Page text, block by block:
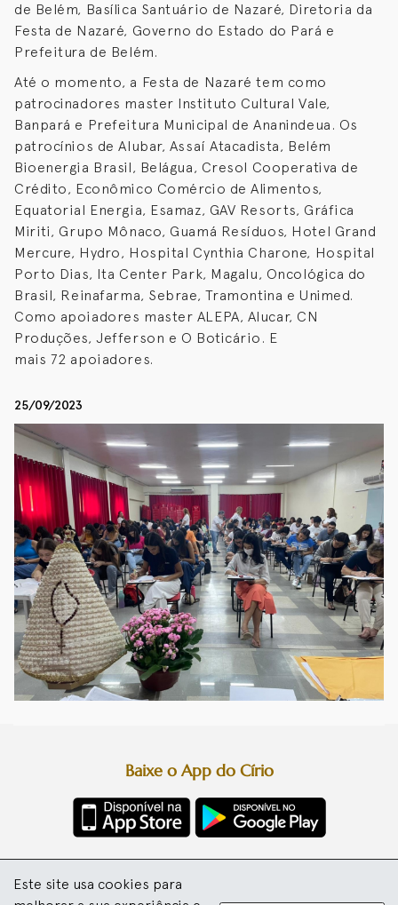
de Belém, Basílica Santuário de Nazaré, Diretoria da
Festa de Nazaré, Governo do Estado do Pará e
Prefeitura de Belém.
Até o momento, a Festa de Nazaré tem como
patrocinadores master Instituto Cultural Vale,
Banpará e Prefeitura Municipal de Ananindeua. Os
patrocínios de Alubar, Assaí Atacadista, Belém
Bioenergia Brasil, Belágua, Cresol Cooperativa de
Crédito, Econômico Comércio de Alimentos,
Equatorial Energia, Esamaz, GAV Resorts, Gráfica
Miriti, Grupo Mônaco, Guamá Resíduos, Hotel Grand
Mercure, Hydro, Hospital Cynthia Charone, Hospital
Porto Dias, Ita Center Park, Magalu, Oncológica do
Brasil, Reinafarma, Sebrae, Tramontina e Unimed.
Como apoiadores master ALEPA, Alucar, CN
Produções, Jefferson e O Boticário. E
mais 72 apoiadores.
25/09/2023
Este site usa cookies paraBasílica Santuário de Nazaré
Arquidiocese de Belém
Baixe o App do Círio